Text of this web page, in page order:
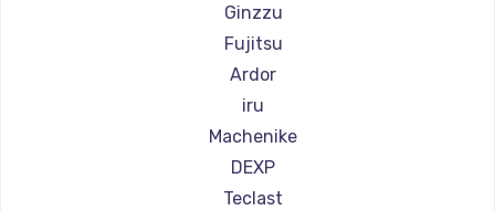
Ginzzu
Fujitsu
Ardor
iru
Machenike
DEXP
Teclast